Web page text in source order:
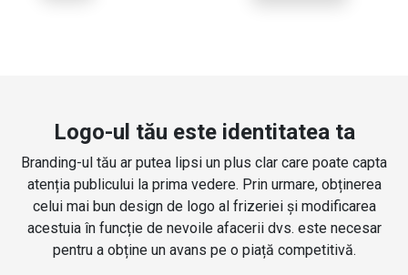
Logo-ul tău este identitatea ta
Branding-ul tău ar putea lipsi un plus clar care poate capta
atenția publicului la prima vedere. Prin urmare, obținerea
celui mai bun design de logo al frizeriei și modificarea
acestuia în funcție de nevoile afacerii dvs. este necesar
pentru a obține un avans pe o piață competitivă.